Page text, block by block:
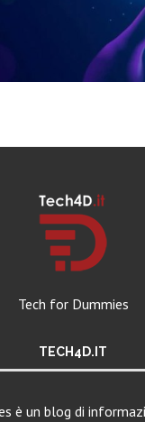
Tech for Dummies
TECH4D.IT
è un blog di